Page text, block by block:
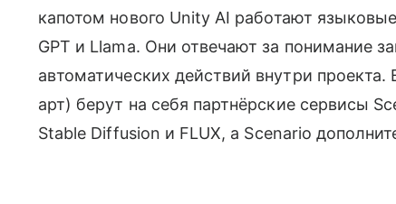
капотом нового Unity AI работают
GPT и Llama. Они отвечают за понимание
автоматических действий внутри
арт) берут на себя партнёрские сервисы
Stable Diffusion и FLUX, а Scenario